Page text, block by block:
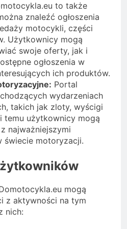
to także
znaleźć ogłoszenia
motocykli, części
Użytkownicy mogą
swoje oferty, jak i
ogłoszenia w
ich produktów.
Portal
wydarzeniach
takich jak zloty, wyścigi
temu użytkownicy mogą
najważniejszymi
świecie motoryzacji.
mogą
z aktywności na tym
nich: